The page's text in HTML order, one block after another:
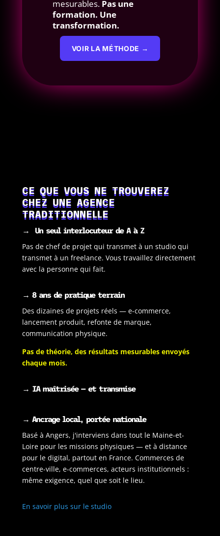
mesurables. Pas une
formation. Une
transformation.
VOIR LA MÉTHODE →
CE QUE VOUS NE TROUVEREZ
CHEZ UNE AGENCE
TRADITIONNELLE
→ Un seul interlocuteur de A à Z
Pas de chef de projet qui transmet à un studio qui
transmet à un freelance. Vous travaillez directement
avec la personne qui fait.
→ 8 ans de pratique terrain
Des dizaines de projets réels — e-commerce,
lancement produit, refonte de marque,
communication physique.
Pas de théorie, des résultats mesurables envoyés
chaque mois.
→ IA maîtrisée — et transmise
→ Ancrage local, portée nationale
Basé à Angers, j'interviens dans tout le Maine-et-
Loire pour les missions physiques — et à distance
pour le digital, partout en France. Commerces de
centre-ville, e-commerces, acteurs institutionnels :
même exigence, quel que soit le lieu.
En savoir plus sur le studio